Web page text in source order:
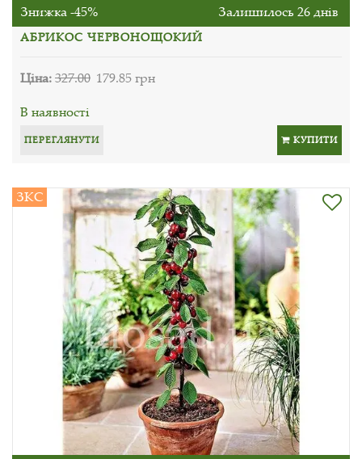
Знижка -45% Залишилось 26 днів
АБРИКОС ЧЕРВОНОЩОКИЙ
Ціна:327.00 179.85 грн
В наявності
ПЕРЕГЛЯНУТИ КУПИТИ
ЗКС